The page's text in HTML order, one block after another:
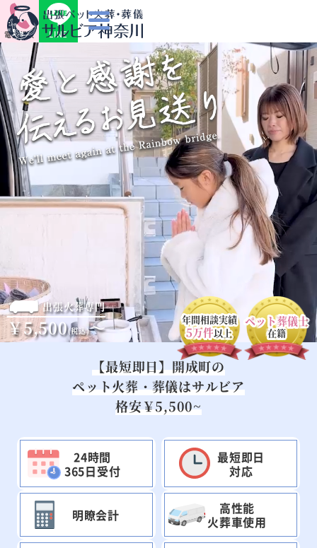
電話相談 LINE
出張火葬専門
￥5,500(税込)～ 年間相談実績
5万件以上
ペット葬儀士
在籍
【最短即日】開成町の
ペット火葬・葬儀はサルビア
格安￥5,500~
24時間
365日受付
最短即日
対応
明瞭会計
高性能
火葬車使用